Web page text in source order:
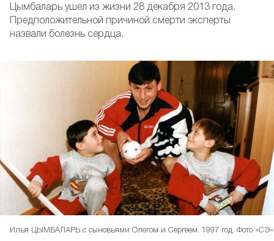
Цымбаларь ушел из жизни 28 декабря 2013 года.
Предположительной причиной смерти эксперты
назвали болезнь сердца.
Илья ЦЫМБАЛАРЬ с сыновьями Олегом и Сергеем. 1997 год. Фото «СЭ»